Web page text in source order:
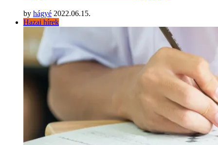
by hágyé 2022.06.15.
Hazai hírek